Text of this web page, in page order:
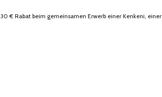
30 € Rabat beim gemeinsamen Erwerb einer Kenkeni,